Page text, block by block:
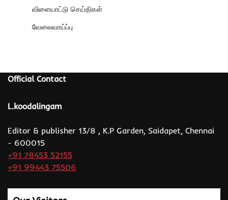
விளையாட்டு செய்திகள்
வேலைவாய்ப்பு
Official Contact
L.koodalingam
Editor & publisher 13/8 , K.P Garden, Saidapet, Chennai
- 600015
+91 78453 52155
+91 99443 75506